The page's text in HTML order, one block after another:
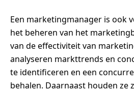
Een marketingmanager is ook
het beheren van het
van de effectiviteit van
analyseren markttrends en
te identificeren en een
behalen. Daarnaast houden ze